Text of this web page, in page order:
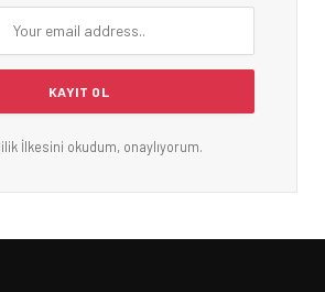
İlkesini okudum, onaylıyorum.